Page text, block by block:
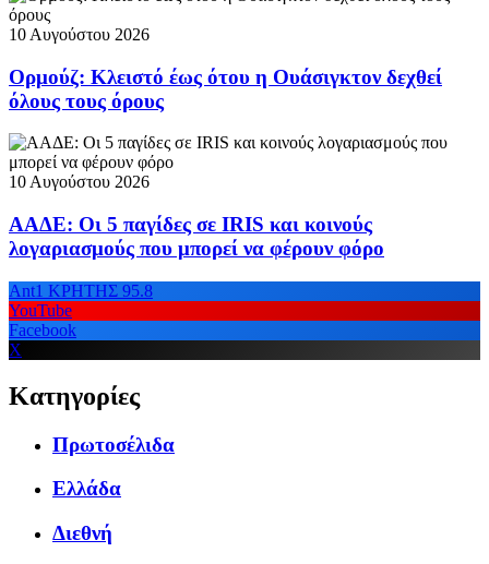
10 Αυγούστου 2026
Ορμούζ: Κλειστό έως ότου η Ουάσιγκτον δεχθεί
όλους τους όρους
10 Αυγούστου 2026
ΑΑΔΕ: Οι 5 παγίδες σε IRIS και κοινούς
λογαριασμούς που μπορεί να φέρουν φόρο
Ant1 ΚΡΗΤΗΣ 95.8
YouTube
Facebook
X
Κατηγορίες
Πρωτοσέλιδα
Ελλάδα
Διεθνή